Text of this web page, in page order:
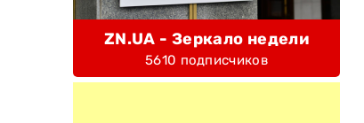
ZN.UA - Зеркало недели
5610 подписчиков